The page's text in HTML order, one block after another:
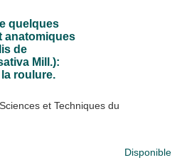
quelques
anatomiques
de
Mill.):
roulure.
et Techniques du
Disponible